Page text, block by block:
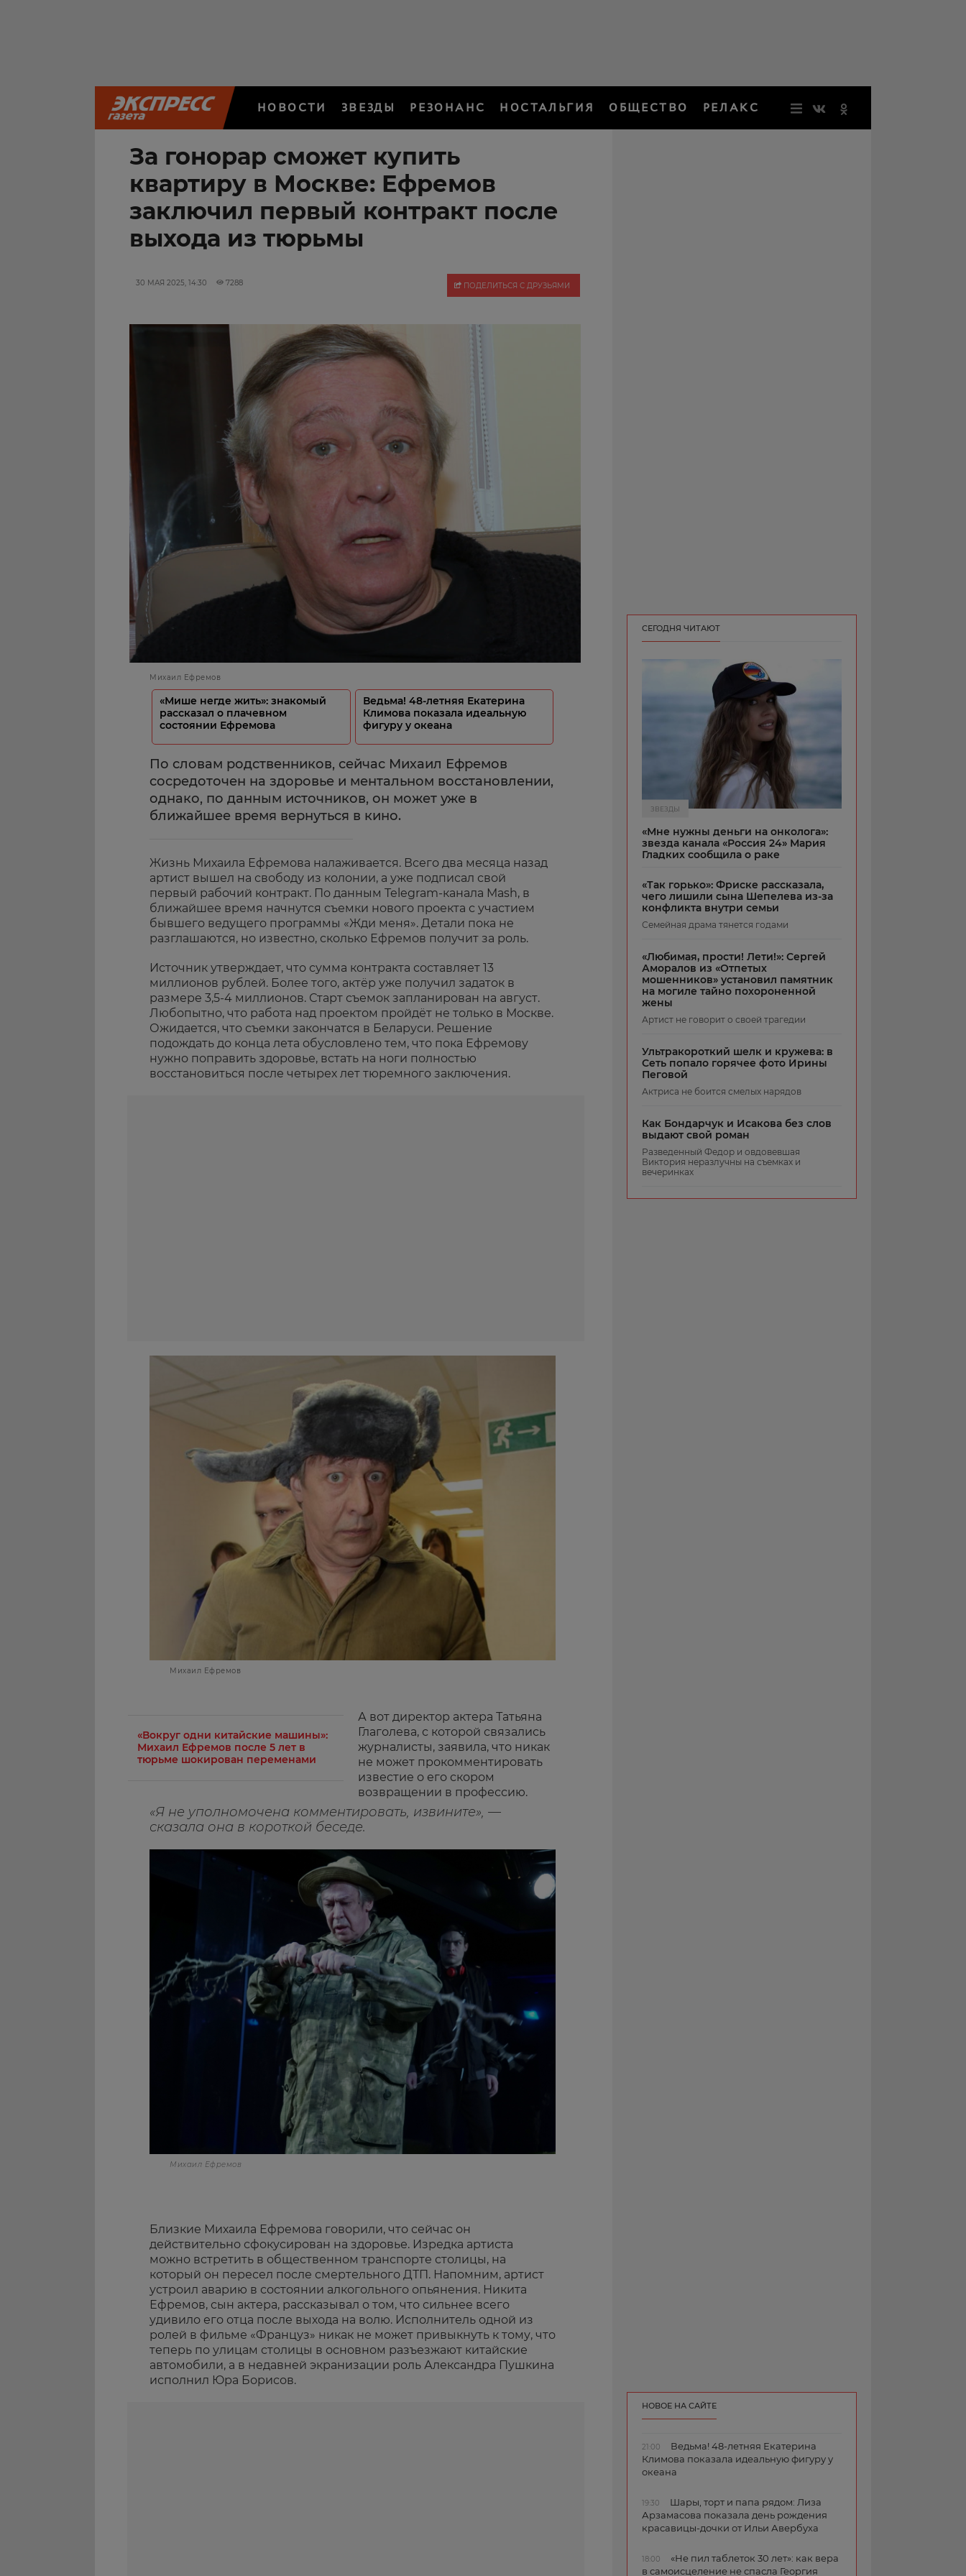
НОВОСТИ ЗВЕЗДЫ РЕЗОНАНС НОСТАЛЬГИЯ ОБЩЕСТВО РЕЛАКС
За гонорар сможет купить
квартиру в Москве: Ефремов
заключил первый контракт после
выхода из тюрьмы
30 МАЯ 2025, 14:30 7288 ПОДЕЛИТЬСЯ С ДРУЗЬЯМИ
Михаил Ефремов
«Мише негде жить»: знакомый
рассказал о плачевном
состоянии Ефремова
Ведьма! 48-летняя Екатерина
Климова показала идеальную
фигуру у океана
По словам родственников, сейчас Михаил Ефремов
сосредоточен на здоровье и ментальном восстановлении,
однако, по данным источников, он может уже в
ближайшее время вернуться в кино.
Жизнь Михаила Ефремова налаживается. Всего два месяца назад
артист вышел на свободу из колонии, а уже подписал свой
первый рабочий контракт. По данным Telegram-канала Mash, в
ближайшее время начнутся съемки нового проекта с участием
бывшего ведущего программы «Жди меня». Детали пока не
разглашаются, но известно, сколько Ефремов получит за роль.
Источник утверждает, что сумма контракта составляет 13
миллионов рублей. Более того, актёр уже получил задаток в
размере 3,5-4 миллионов. Старт съемок запланирован на август.
Любопытно, что работа над проектом пройдёт не только в Москве.
Ожидается, что съемки закончатся в Беларуси. Решение
подождать до конца лета обусловлено тем, что пока Ефремову
нужно поправить здоровье, встать на ноги полностью
восстановиться после четырех лет тюремного заключения.
Михаил Ефремов
«Вокруг одни китайские машины»:
Михаил Ефремов после 5 лет в
тюрьме шокирован переменами
А вот директор актера Татьяна
Глаголева, с которой связались
журналисты, заявила, что никак
не может прокомментировать
известие о его скором
возвращении в профессию.
«Я не уполномочена комментировать, извините», —
сказала она в короткой беседе.
Михаил Ефремов
Близкие Михаила Ефремова говорили, что сейчас он
действительно сфокусирован на здоровье. Изредка артиста
можно встретить в общественном транспорте столицы, на
который он пересел после смертельного ДТП. Напомним, артист
устроил аварию в состоянии алкогольного опьянения. Никита
Ефремов, сын актера, рассказывал о том, что сильнее всего
удивило его отца после выхода на волю. Исполнитель одной из
ролей в фильме «Француз» никак не может привыкнуть к тому, что
теперь по улицам столицы в основном разъезжают китайские
автомобили, а в недавней экранизации роль Александра Пушкина
исполнил Юра Борисов.
СЕГОДНЯ ЧИТАЮТ
ЗВЕЗДЫ
«Мне нужны деньги на онколога»:
звезда канала «Россия 24» Мария
Гладких сообщила о раке
«Так горько»: Фриске рассказала,
чего лишили сына Шепелева из-за
конфликта внутри семьи
Семейная драма тянется годами
«Любимая, прости! Лети!»: Сергей
Аморалов из «Отпетых
мошенников» установил памятник
на могиле тайно похороненной
жены
Артист не говорит о своей трагедии
Ультракороткий шелк и кружева: в
Сеть попало горячее фото Ирины
Пеговой
Актриса не боится смелых нарядов
Как Бондарчук и Исакова без слов
выдают свой роман
Разведенный Федор и овдовевшая
Виктория неразлучны на съемках и
вечеринках
НОВОЕ НА САЙТЕ
21:00
Ведьма! 48-летняя Екатерина
Климова показала идеальную фигуру у
океана
19:30
Шары, торт и папа рядом: Лиза
Арзамасова показала день рождения
красавицы-дочки от Ильи Авербуха
18:00
«Не пил таблеток 30 лет»: как вера
в самоисцеление не спасла Георгия